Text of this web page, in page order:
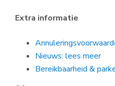
Extra informatie
Nieuws: lees meer
Bereikbaarheid &